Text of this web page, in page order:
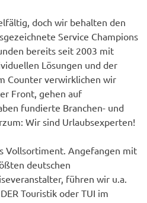
doch wir behalten den
Service Champions
bereits seit 2003 mit
Lösungen und der
Counter verwirklichen wir
Front, gehen auf
fundierte Branchen- und
Wir sind Urlaubsexperten!
Vollsortiment. Angefangen mit
deutschen
führen wir u.a.
Touristik oder TUI im